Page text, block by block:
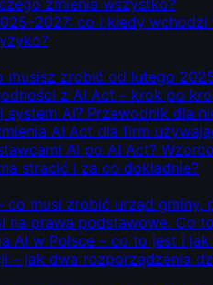
zmienia wszystko?
co i kiedy wchodzi
musisz zrobić od lutego
z AI Act – krok po
AI? Przewodnik dla
AI Act dla firm
AI po AI Act?
stracić i za co dokładnie?
co musi zrobić urząd gminy,
na prawa podstawowe. Co
AI w Polsce – co to jest i
– jak dwa rozporządzenia